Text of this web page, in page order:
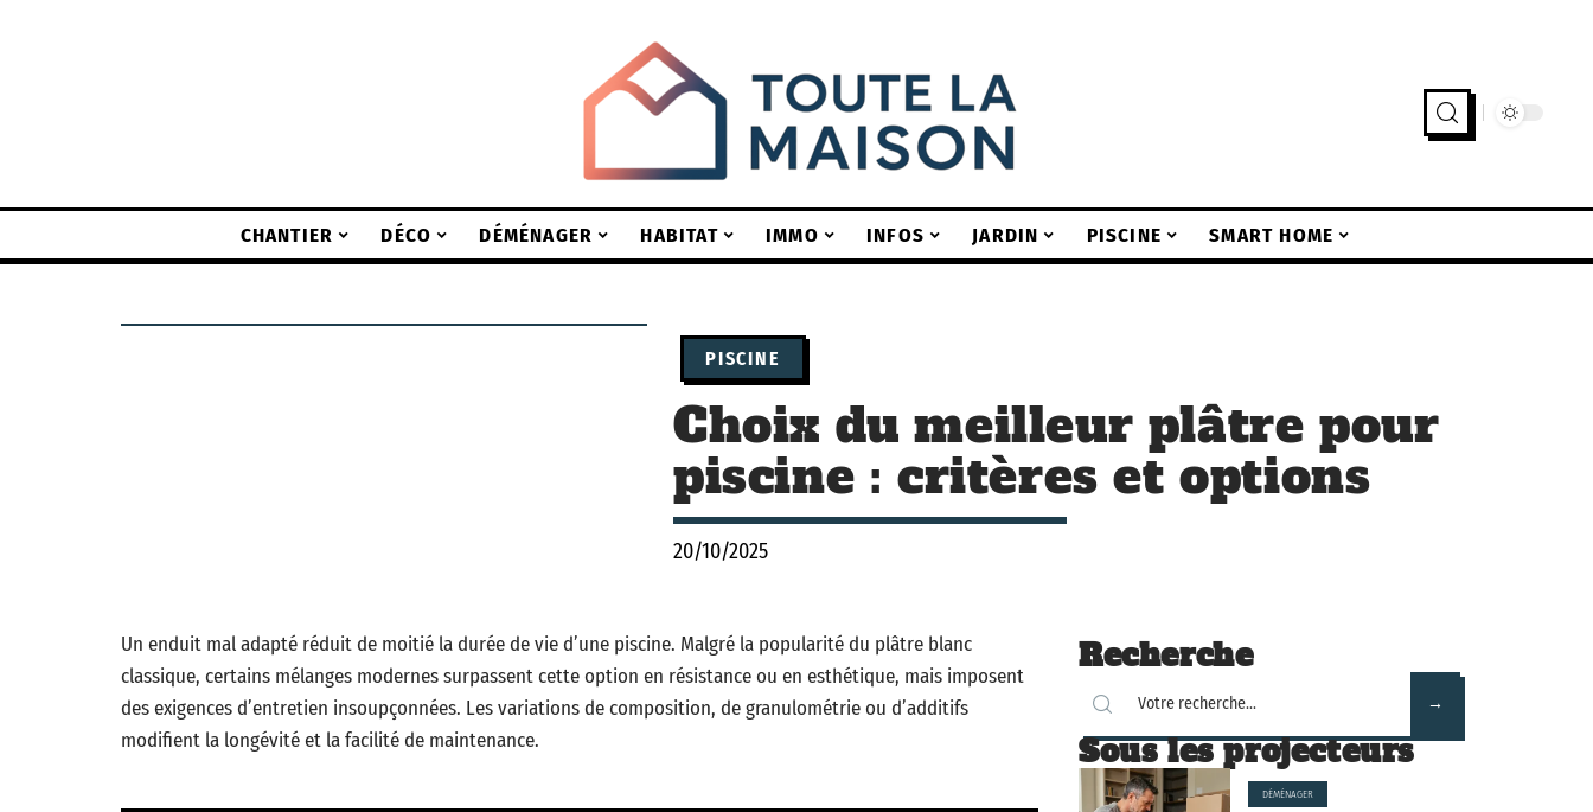
CHANTIER DÉCO DÉMÉNAGER HABITAT IMMO INFOS JARDIN PISCINE SMART HOME
PISCINE
Choix du meilleur plâtre pour
piscine : critères et options
20/10/2025
Un enduit mal adapté réduit de moitié la durée de vie d’une piscine. Malgré la popularité du plâtre blanc
classique, certains mélanges modernes surpassent cette option en résistance ou en esthétique, mais imposent
des exigences d’entretien insoupçonnées. Les variations de composition, de granulométrie ou d’additifs
modifient la longévité et la facilité de maintenance.
Recherche
Sous les projecteurs
DÉMÉNAGER